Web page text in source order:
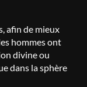
afin de mieux
hommes ont
divine ou
dans la sphère